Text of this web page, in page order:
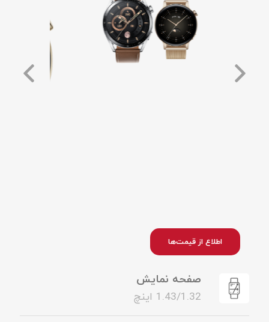
اطلاع از قیمت‌ها
صفحه نمایش
1.43/1.32 اینچ